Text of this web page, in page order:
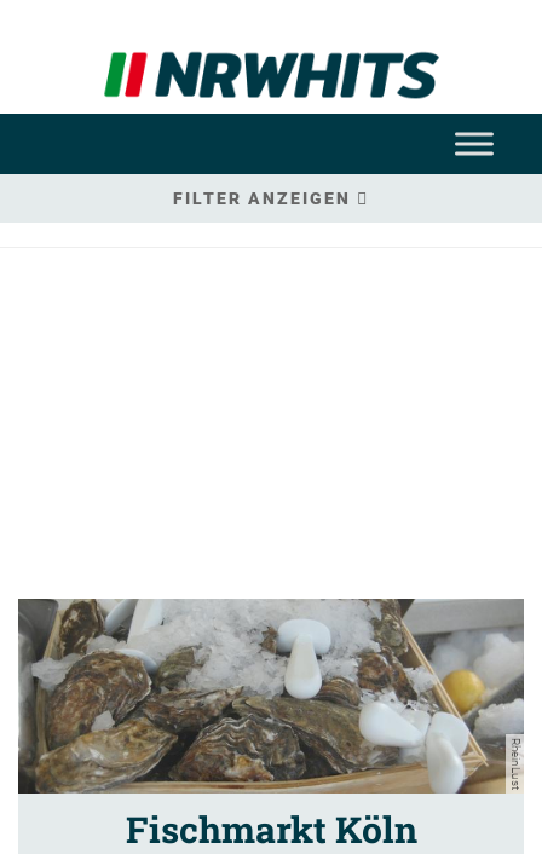
FILTER ANZEIGEN
RheinLust
Fischmarkt Köln